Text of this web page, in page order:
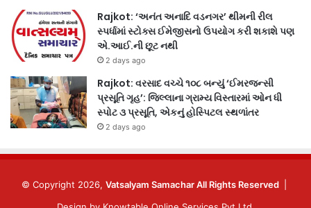
Rajkot: ‘અનંત અનાદિ વડનગર’ થીમની રીલ
સ્પર્ધામાં સ્ટોક્સ ઈમેજીસનો ઉપયોગ કરી શકાશે પણ
એ.આઈ.ની છૂટ નથી
2 days ago
Rajkot: વરસાદ વચ્ચે ૧૦૮ બન્યું ‘ઈમરજન્સી
પ્રસૂતિ ગૃહ’: જિલ્લાના ગ્રામ્ય વિસ્તારમાં ઓન ધી
સ્પોટ ૩ પ્રસૂતિ, એકનું હોસ્પિટલ સ્થળાંતર
2 days ago
© Copyright 2026, Vatsalyam Samachar All Rights Reserved